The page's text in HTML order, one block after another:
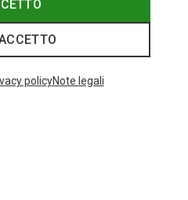
policyNote legali